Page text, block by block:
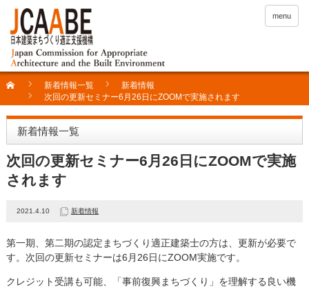
menu
新着情報一覧
新着情報
次回の更新セミナー6月26日にZOOMで実施されます
新着情報一覧
次回の更新セミナー6月26日にZOOMで実施
されます
2021.4.10 新着情報
第一期、第二期の認定まちづくり適正建築士の方は、更新が必要で
す。次回の更新セミナーは6月26日にZOOM実施です。
クレジット受講も可能、「事前復興まちづくり」を理解する良い機